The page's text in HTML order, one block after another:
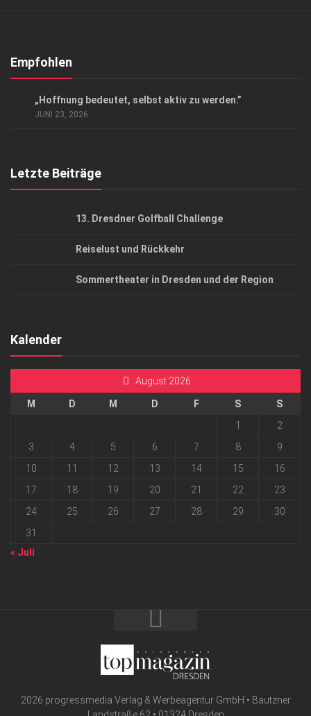
Kontakt, Impressum
Empfohlen
„Hoffnung bedeutet, selbst aktiv zu werden.”
JUNI 23, 2026
Letzte Beiträge
13. Dresdner Golfball Challenge
Reiselust und Rückkehr
Sommertheater in Dresden und der Region
Kalender
August 2026
M D M D F S
S
1
2
3
4 5 6 7 8
9
10
11 12 13 14 15
16
17
18 19 20 21 22
23
24
25 26 27 28 29
30
31
« Juli
2026 progressmedia Verlag & Werbeagentur GmbH • Bautzner